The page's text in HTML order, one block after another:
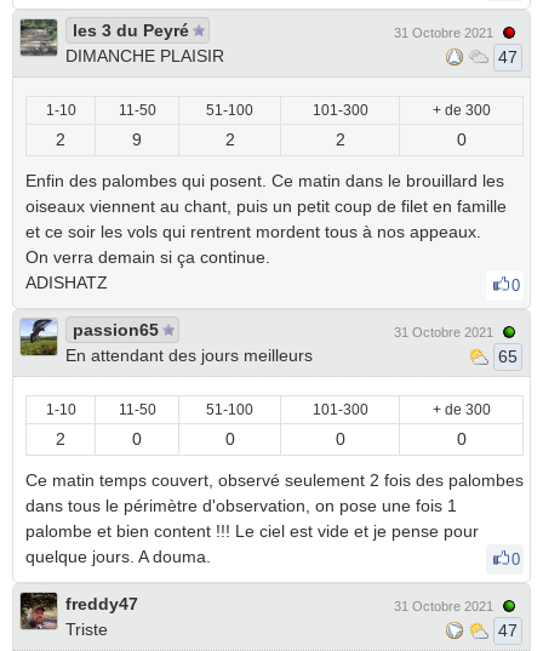
les 3 du Peyré
DIMANCHE PLAISIR
31 Octobre 2021
47
1-10 11-50 51-100 101-300 + de 300
2 9 2 2 0
Enfin des palombes qui posent. Ce matin dans le brouillard les
oiseaux viennent au chant, puis un petit coup de filet en famille
et ce soir les vols qui rentrent mordent tous à nos appeaux.
On verra demain si ça continue.
ADISHATZ
0
passion65
En attendant des jours meilleurs
31 Octobre 2021
65
1-10 11-50 51-100 101-300 + de 300
2 0 0 0 0
Ce matin temps couvert, observé seulement 2 fois des palombes
dans tous le périmètre d'observation, on pose une fois 1
palombe et bien content !!! Le ciel est vide et je pense pour
quelque jours. A douma.
0
freddy47
Triste
31 Octobre 2021
47